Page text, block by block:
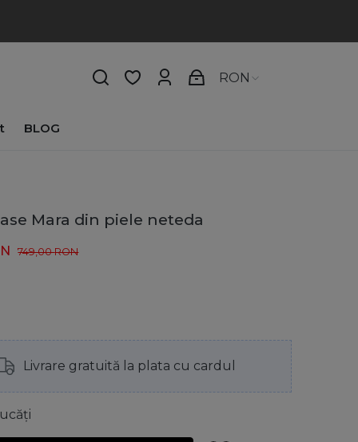
BLOG
RON
Mara din piele neteda
749,00RON
Livrare gratuită la plata cu cardul